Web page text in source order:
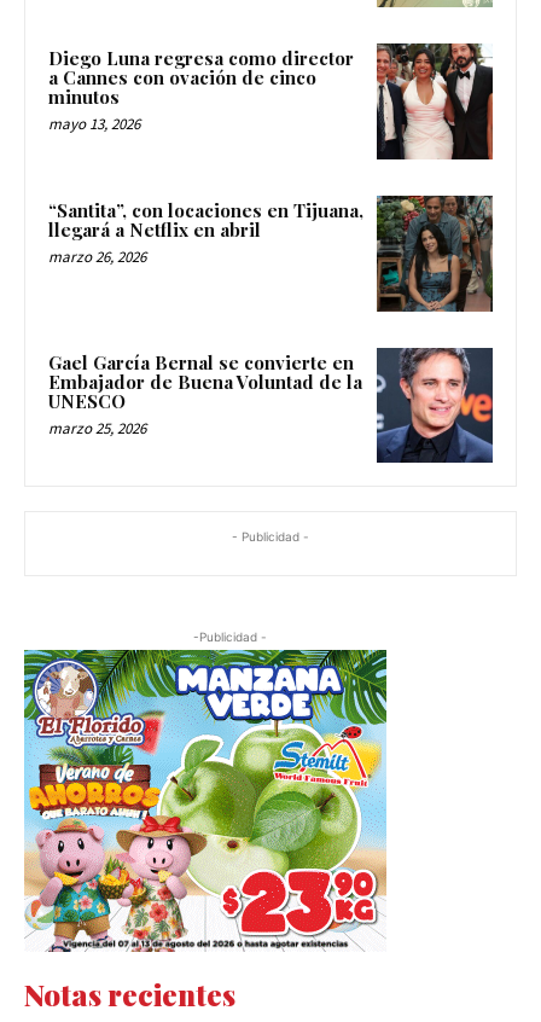
Diego Luna regresa como director
a Cannes con ovación de cinco
minutos
mayo 13, 2026
“Santita”, con locaciones en Tijuana,
llegará a Netflix en abril
marzo 26, 2026
Gael García Bernal se convierte en
Embajador de Buena Voluntad de la
UNESCO
marzo 25, 2026
- Publicidad -
-Publicidad -
Notas recientes